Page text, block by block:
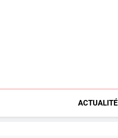
ACTUALITÉ